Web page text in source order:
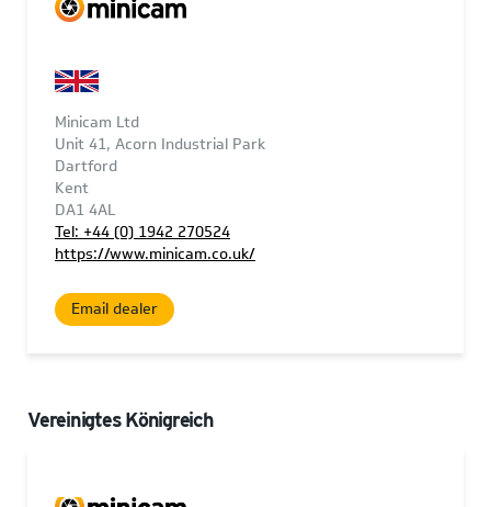
Minicam Ltd
Unit 41, Acorn Industrial Park
Dartford
Kent
DA1 4AL
Tel: +44 (0) 1942 270524
https://www.minicam.co.uk/
Email dealer
Vereinigtes Königreich